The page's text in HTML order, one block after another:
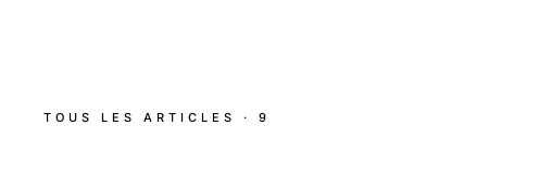
TOUS LES ARTICLES · 9